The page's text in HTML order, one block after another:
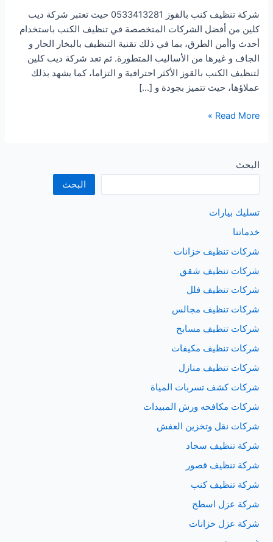
شركة تنظيف كنب بالقوز 0533413281 حيث تعتبر شركة ديب
كلين من أفضل الشركات المتخصصة في تنظيف الكنب باستخدام
أحدث واأمن الطرق، بما في ذلك تقنية التنظيف بالبخار الحار و
الجاف و غيرها من الأساليب المتطورة. ثم تعد شركة ديب كلين
لتنظيف الكنب بالقوز الأكثر احترافية و التزاما، كما يشهد بذلك
عملاؤها، حيث تتميز بجودة و […]
شركة
بالقوز
Read More »
البحث
البحث
تسليك بيارات
خدماتنا
شركات تنظيف خزانات
شركات تنظيف شقق
شركات تنظيف فلل
شركات تنظيف مجالس
شركات تنظيف مسابح
شركات تنظيف مكيفات
شركات تنظيف منازل
شركات كشف تسربات المياة
شركات مكافحه ورش المبيدات
شركات نقل وتخزين العفش
شركة تنظيف سجاد
شركة تنظيف قصور
شركة تنظيف كنب
شركة عزل اسطح
شركة عزل خزانات